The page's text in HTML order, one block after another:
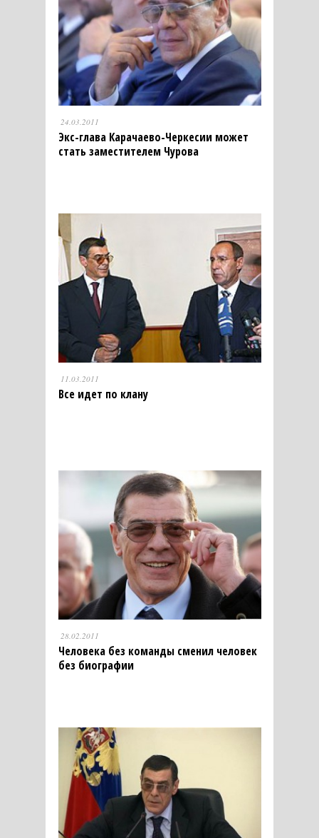
24.03.2011
Экс-глава Карачаево-Черкесии может
стать заместителем Чурова
11.03.2011
Все идет по клану
28.02.2011
Человека без команды сменил человек
без биографии